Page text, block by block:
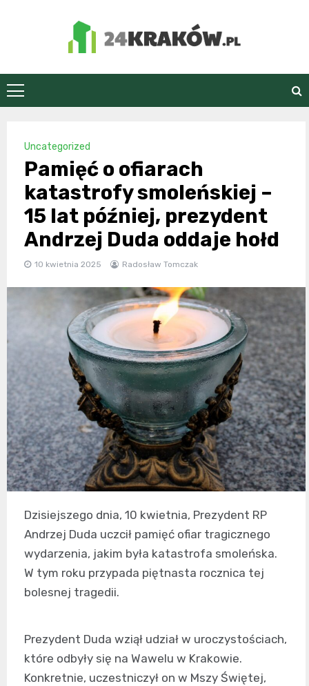
24Kraków.pl
Uncategorized
Pamięć o ofiarach
katastrofy smoleńskiej –
15 lat później, prezydent
Andrzej Duda oddaje hołd
10 kwietnia 2025 Radosław Tomczak
Dzisiejszego dnia, 10 kwietnia, Prezydent RP
Andrzej Duda uczcił pamięć ofiar tragicznego
wydarzenia, jakim była katastrofa smoleńska.
W tym roku przypada piętnasta rocznica tej
bolesnej tragedii.
Prezydent Duda wziął udział w uroczystościach,
które odbyły się na Wawelu w Krakowie.
Konkretnie, uczestniczył on w Mszy Świętej,